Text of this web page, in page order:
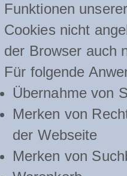
Funktionen
Cookies nicht
der Browser auch
Für folgende
Übernahme von
Merken von
der Webseite
Merken von